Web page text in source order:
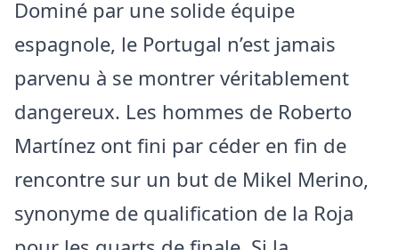
Dominé par une solide équipe
espagnole, le Portugal n’est jamais
parvenu à se montrer véritablement
dangereux. Les hommes de Roberto
Martínez ont fini par céder en fin de
rencontre sur un but de Mikel Merino,
synonyme de qualification de la Roja